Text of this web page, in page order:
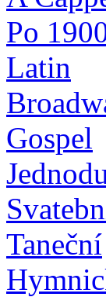
Po
Latin
Gospel
Taneční